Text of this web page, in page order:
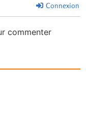
Connexion
commenter